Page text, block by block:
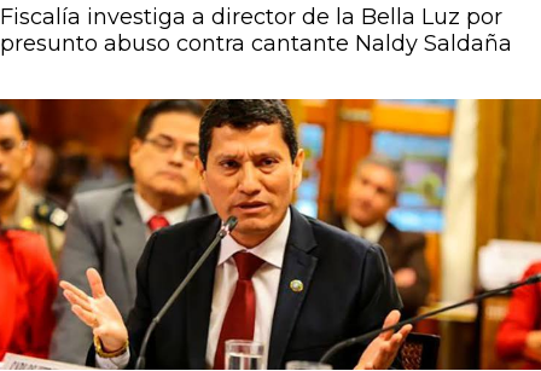
Fiscalía investiga a director de la Bella Luz por
presunto abuso contra cantante Naldy Saldaña